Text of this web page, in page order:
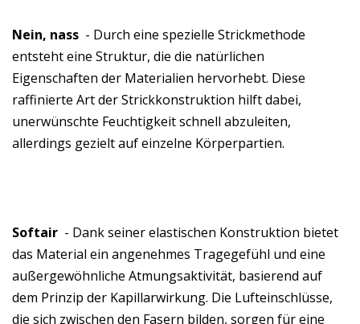
Nein, nass - Durch eine spezielle Strickmethode
entsteht eine Struktur, die die natürlichen
Eigenschaften der Materialien hervorhebt. Diese
raffinierte Art der Strickkonstruktion hilft dabei,
unerwünschte Feuchtigkeit schnell abzuleiten,
allerdings gezielt auf einzelne Körperpartien.
Softair - Dank seiner elastischen Konstruktion bietet
das Material ein angenehmes Tragegefühl und eine
außergewöhnliche Atmungsaktivität, basierend auf
dem Prinzip der Kapillarwirkung. Die Lufteinschlüsse,
die sich zwischen den Fasern bilden, sorgen für eine